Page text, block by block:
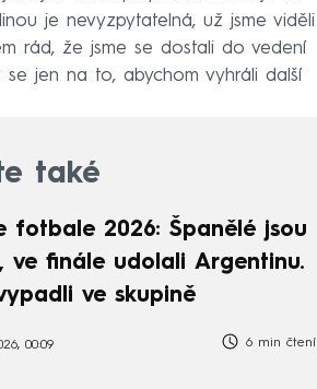
je nevyzpytatelná, už jsme viděli
rád, že jsme se dostali do vedení
jen na to, abychom vyhráli další
také
fotbale 2026: Španělé jsou
ve finále udolali Argentinu.
ve skupině
00:09 6 min čtení